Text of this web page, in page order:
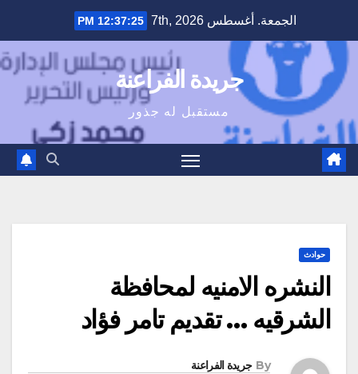
content
الجمعة. أغسطس 7th, 2026 12:37:26 PM
جريدة الفراعنة
مستقبل له جذور
حوادث
النشره الامنيه لمحافظة
الشرقيه … تقديم تامر فؤاد
By جريدة الفراعنة